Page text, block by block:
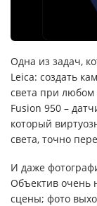
Одна из задач,
Leica: создать
света при
Fusion 950 –
который
света, точно
И даже
Объектив очень
сцены; фото